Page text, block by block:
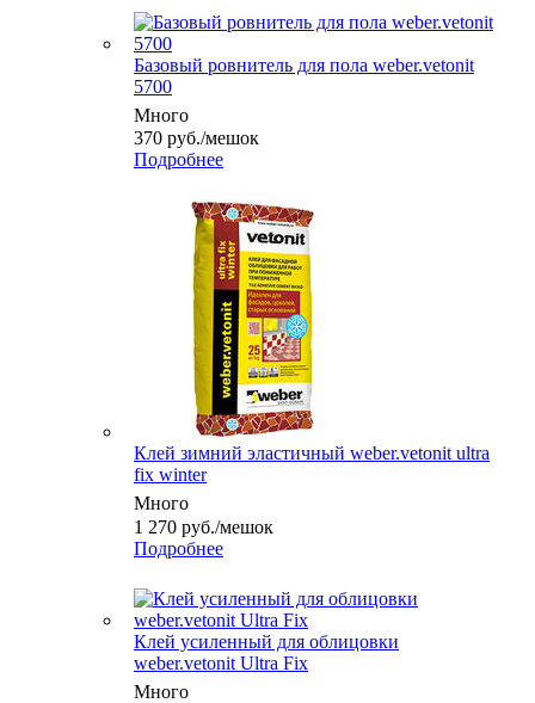
Базовый ровнитель для пола weber.vetonit
5700
Много
370 руб./мешок
Подробнее
Клей зимний эластичный weber.vetonit ultra
fix winter
Много
1 270 руб./мешок
Подробнее
Клей усиленный для облицовки
weber.vetonit Ultra Fix
Много